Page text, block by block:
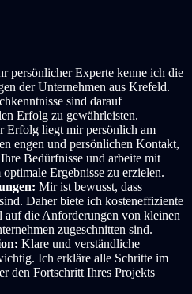
persönlicher Experte kenne ich die
der Unternehmen aus Krefeld.
sind darauf
Erfolg zu gewährleisten.
Erfolg liegt mir persönlich am
engen und persönlichen Kontakt,
Bedürfnisse und arbeite mit
Ergebnisse zu erzielen.
Mir ist bewusst, dass
Daher biete ich kosteneffiziente
auf die Anforderungen von kleinen
zugeschnitten sind.
Klare und verständliche
Ich erkläre alle Schritte im
den Fortschritt Ihres Projekts